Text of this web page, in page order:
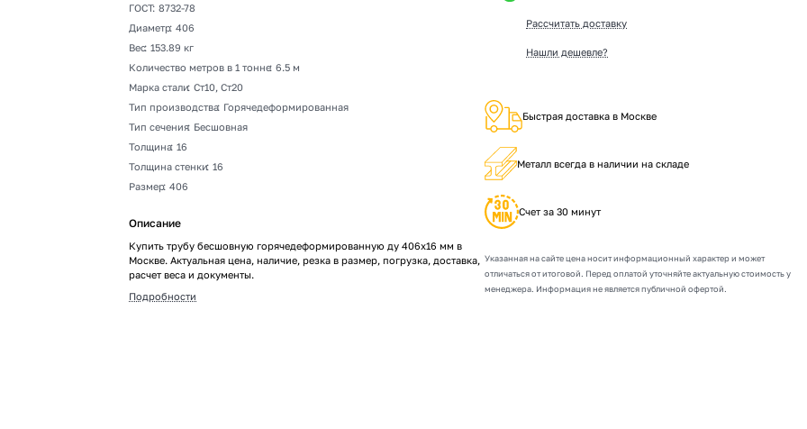
ГОСТ: 8732-78
Диаметр: 406
Вес: 153.89 кг
Количество метров в 1 тонне: 6.5 м
Марка стали: Ст10, Ст20
Тип производства: Горячедеформированная
Тип сечения: Бесшовная
Толщина: 16
Толщина стенки: 16
Размер: 406
Описание
Купить трубу бесшовную горячедеформированную ду 406х16 мм в
Москве. Актуальная цена, наличие, резка в размер, погрузка, доставка,
расчет веса и документы.
Подробности
Рассчитать доставку
Нашли дешевле?
Быстрая доставка в Москве
Металл всегда в наличии на складе
Счет за 30 минут
Указанная на сайте цена носит информационный характер и может
отличаться от итоговой. Перед оплатой уточняйте актуальную стоимость у
менеджера. Информация не является публичной офертой.